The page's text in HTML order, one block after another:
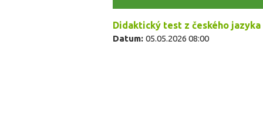
Didaktický test z českého jazyka
Datum: 05.05.2026 08:00